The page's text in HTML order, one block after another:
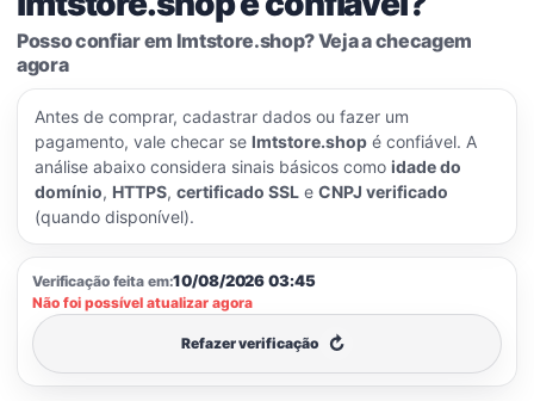
Posso confiar em lmtstore.shop? Veja a checagem
agora
Antes de comprar, cadastrar dados ou fazer um
pagamento, vale checar se lmtstore.shop é confiável. A
análise abaixo considera sinais básicos como idade do
domínio, HTTPS, certificado SSL e CNPJ verificado
(quando disponível).
Verificação feita em:10/08/2026 03:45
Não foi possível atualizar agora
Refazer verificação ↻